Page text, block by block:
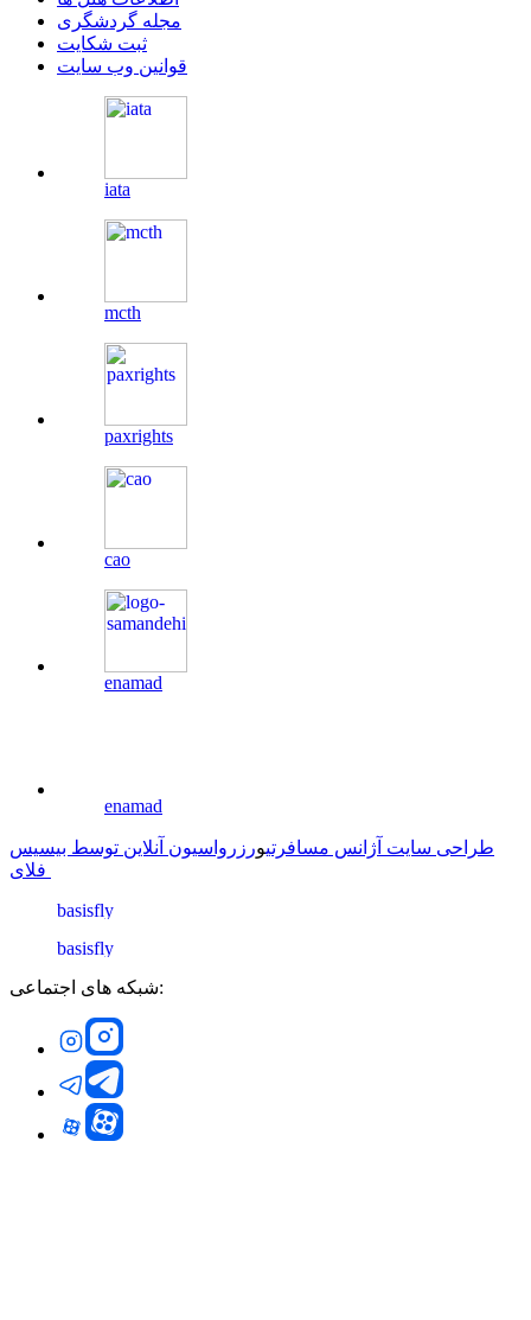
مجله گردشگری
ثبت شکایت
قوانین وب سایت
iata
mcth
paxrights
cao
enamad
enamad
طراحی سایت آژانس مسافرتیورزرواسیون آنلاین توسط بیسیس
شبکه های اجتماعی: